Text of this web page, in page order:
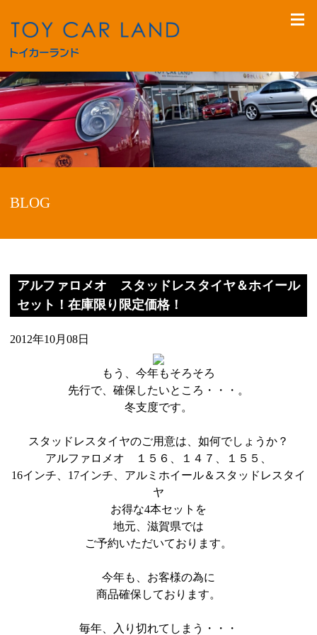
BLOG
アルファロメオ スタッドレスタイヤ＆ホイール
セット！在庫限り限定価格！
2012年10月08日
もう、今年もそろそろ
先行で、確保したいところ・・・。
冬支度です。
スタッドレスタイヤのご用意は、如何でしょうか？
アルファロメオ １５６、１４７、１５５、
16インチ、17インチ、アルミホイール＆スタッドレスタイ
ヤ
お得な4本セットを
地元、滋賀県では
ご予約いただいております。
今年も、お客様の為に
商品確保しております。
毎年、入り切れてしまう・・・